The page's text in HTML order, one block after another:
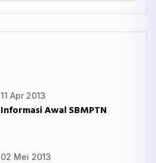
11 Apr 2013
Informasi Awal SBMPTN
02 Mei 2013